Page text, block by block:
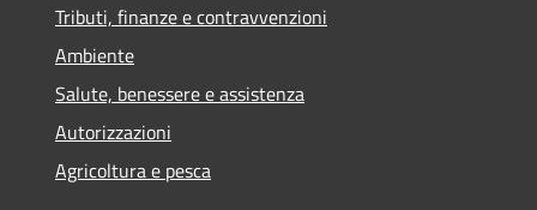
Tributi, finanze e contravvenzioni
Ambiente
Salute, benessere e assistenza
Autorizzazioni
Agricoltura e pesca